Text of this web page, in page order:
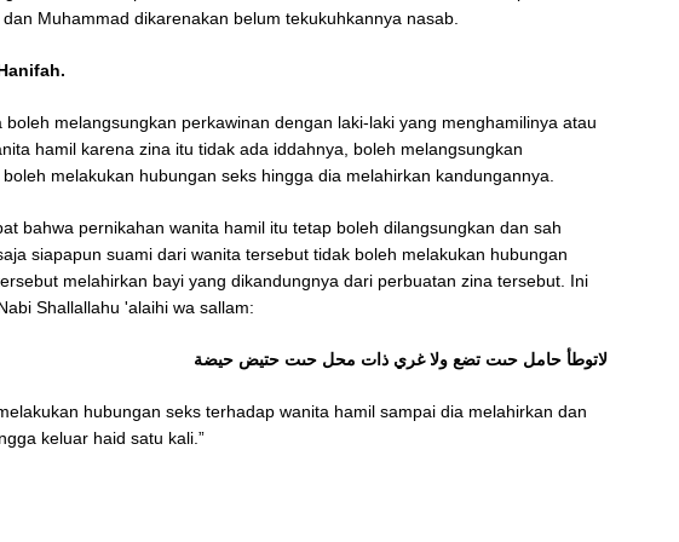
dan Muhammad dikarenakan belum tekukuhkannya nasab.
boleh melangsungkan perkawinan dengan laki-laki yang menghamilinya atau
hamil karena zina itu tidak ada iddahnya, boleh melangsungkan
melakukan hubungan seks hingga dia melahirkan kandungannya.
bahwa pernikahan wanita hamil itu tetap boleh dilangsungkan dan sah
siapapun suami dari wanita tersebut tidak boleh melakukan hubungan
melahirkan bayi yang dikandungnya dari perbuatan zina tersebut. Ini
Shallallahu 'alaihi wa sallam:
لاتوطأ حامل حىت تضع ولا غري ذات محل حىت حتيض حيضة
hubungan seks terhadap wanita hamil sampai dia melahirkan dan
keluar haid satu kali.”